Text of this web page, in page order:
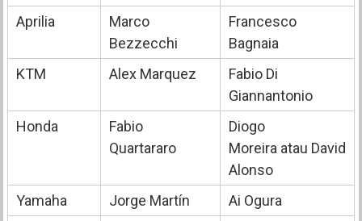
Aprilia
Marco
Bezzecchi
Francesco
Bagnaia
KTM
Alex Marquez
Fabio Di
Giannantonio
Honda
Fabio
Quartararo
Diogo
Moreira atau David
Alonso
Yamaha
Jorge Martín
Ai Ogura